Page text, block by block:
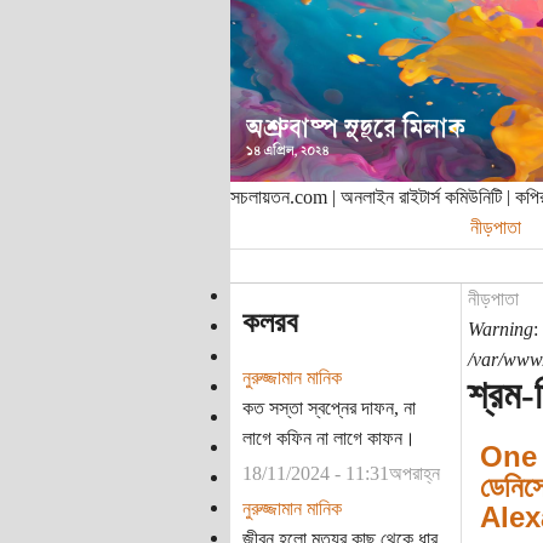
সচলায়তন.com | অনলাইন রাইটার্স কমিউনিটি |
নীড়পাতা
কলরব
নুরুজ্জামান মানিক
কত সস্তা স্বপ্নের দাফন, না
লাগে কফিন না লাগে কাফন।
18/11/2024 - 11:31অপরাহ্ন
নুরুজ্জামান মানিক
জীবন হলো মৃত্যুর কাছ থেকে ধার
নীড়পাতা
Warning:
/var/
শ্রম-